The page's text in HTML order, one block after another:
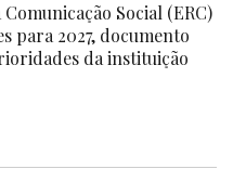
Social (ERC)
para 2027, documento
da instituição